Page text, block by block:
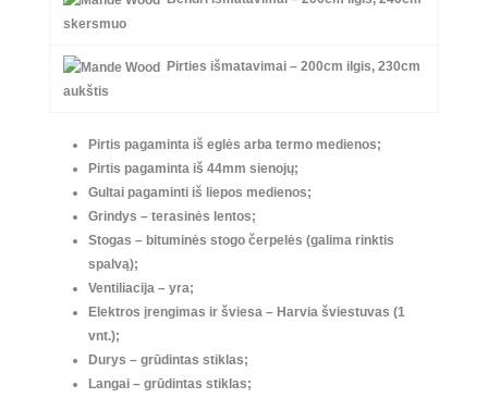
skersmuo
Pirties išmatavimai – 200cm ilgis, 230cm
aukštis
Pirtis pagaminta iš eglės arba termo medienos;
Pirtis pagaminta iš 44mm sienojų;
Gultai pagaminti iš liepos medienos;
Grindys – terasinės lentos;
Stogas – bituminės stogo čerpelės (galima rinktis
spalvą);
Ventiliacija – yra;
Elektros įrengimas ir šviesa – Harvia šviestuvas (1
vnt.);
Durys – grūdintas stiklas;
Langai – grūdintas stiklas;